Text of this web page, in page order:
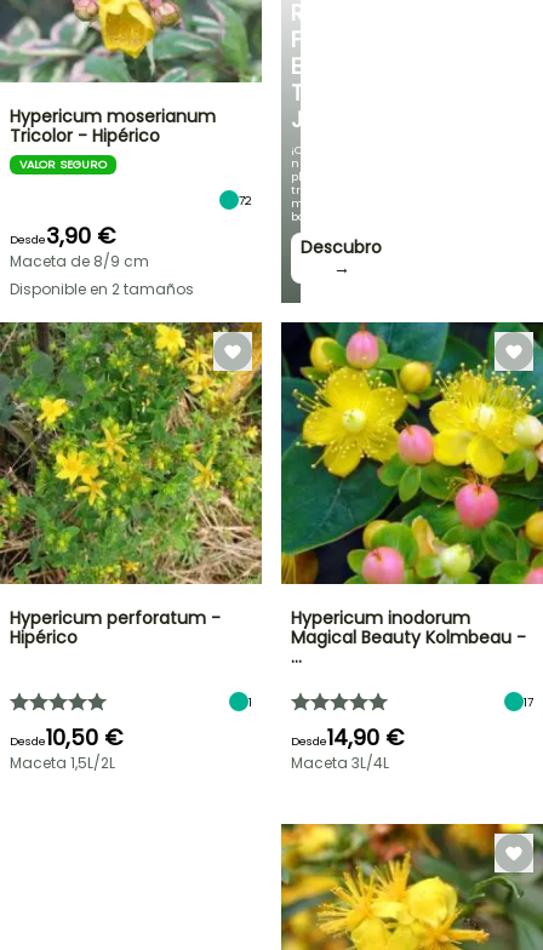
RINCÓN
FRESCO
EN
TU
JARDÍN
¡Con
nuestras
plantas
trepadoras
más
bonitas!
Descubro
→
Hypericum moserianum
Tricolor - Hipérico
VALOR SEGURO
72
Desde3,90 €
Maceta de 8/9 cm
Disponible en 2 tamaños
Hypericum perforatum -
Hipérico
1
Desde10,50 €
Maceta 1,5L/2L
Hypericum inodorum
Magical Beauty Kolmbeau -
…
17
Desde14,90 €
Maceta 3L/4L